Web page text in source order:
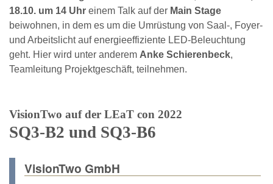
18.10. um 14 Uhr einem Talk auf der Main Stage
beiwohnen, in dem es um die Umrüstung von Saal-, Foyer-
und Arbeitslicht auf energieeffiziente LED-Beleuchtung
geht. Hier wird unter anderem Anke Schierenbeck,
Teamleitung Projektgeschäft, teilnehmen.
VisionTwo auf der LEaT con 2022
SQ3-B2 und SQ3-B6
VisionTwo GmbH